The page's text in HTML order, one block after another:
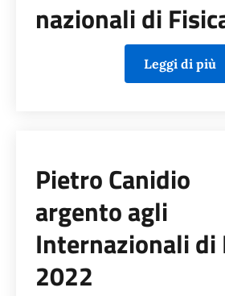
nazionali di
Leggi di più
Pietro Canidio
argento agli
Internazionali di
2022